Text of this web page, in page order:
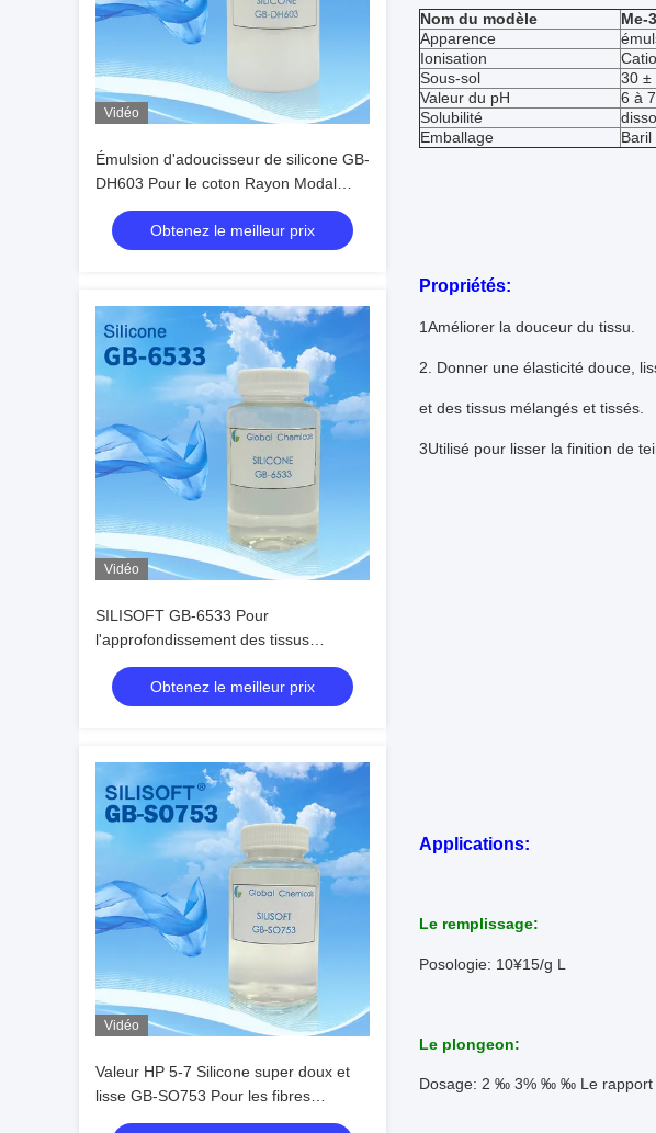
Vidéo
Émulsion d'adoucisseur de silicone GB-
DH603 Pour le coton Rayon Modal
Tissu mélangé Tricoté principalement
pour obtenir une excellente poignée
douce glissante
Obtenez le meilleur prix
Vidéo
SILISOFT GB-6533 Pour
l'approfondissement des tissus
sombres moyens tels que le polyester
coton vulcanisé Nylon en tissu noir
Obtenez le meilleur prix
Vidéo
Valeur HP 5-7 Silicone super doux et
lisse GB-SO753 Pour les fibres
naturelles
Nom du modèle
Me-
Apparence
Ionisation
Sous-sol
30 ±
Valeur du pH
6 à 7
Solubilité
Emballage
Propriétés:
1Améliorer la douceur du tissu.
2. Donner une élasticité douce,
et des tissus mélangés et tissés.
3Utilisé pour lisser la finition de
Applications:
Le remplissage:
Posologie: 10¥15/g L
Le plongeon:
Dosage: 2 ‰ 3% ‰ ‰ Le